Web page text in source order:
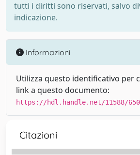
tutti i diritti sono riservati, salvo
indicazione.
Informazioni
Utilizza questo identificativo per
link a questo documento:
https://hdl.handle.net/11588/
Citazioni